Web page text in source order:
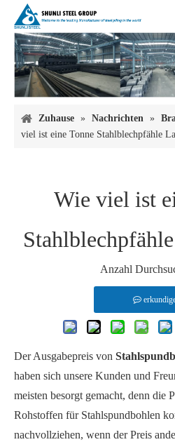
Zuhause » Nachrichten »
viel ist eine Tonne Stahlblechpfähle
Wie viel ist
Anzahl
Der Ausgabepreis von
haben sich unsere Kunden und
meisten besorgt gemacht, denn die
Rohstoffen für Stahlspundbohlen
nachvollziehen, wenn der Preis